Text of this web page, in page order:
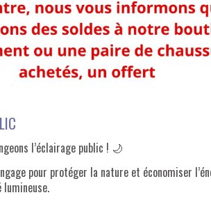
l’éclairage public ! 🌙
pour protéger la nature et économiser